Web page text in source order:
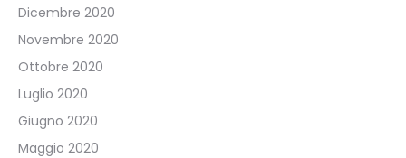
Dicembre 2020
Novembre 2020
Ottobre 2020
Luglio 2020
Giugno 2020
Maggio 2020